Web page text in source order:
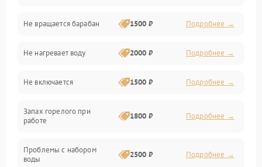
Слив
Программное обеспечение
Не вращается барабан 1500 ₽ Подробнее →
Не нагревает воду 2000 ₽ Подробнее →
Не включается 1500 ₽ Подробнее →
Запах горелого при
работе
1800 ₽ Подробнее →
Проблемы с набором
воды
2500 ₽ Подробнее →